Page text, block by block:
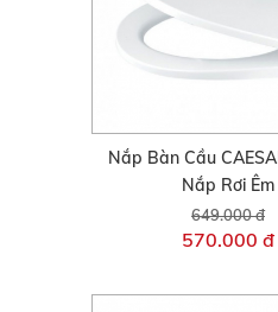
Nắp Bàn Cầu
Nắp Rơi Êm
649.000 đ
570.000 đ